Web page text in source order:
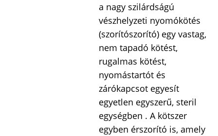
a nagy szilárdságú
vészhelyzeti nyomókötés
(szorítószorító) egy vastag,
nem tapadó kötést,
rugalmas kötést,
nyomástartót és
zárókapcsot egyesít
egyetlen egyszerű, steril
egységben . A kötszer
egyben érszorító is, amely